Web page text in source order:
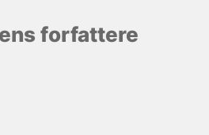
forfattere